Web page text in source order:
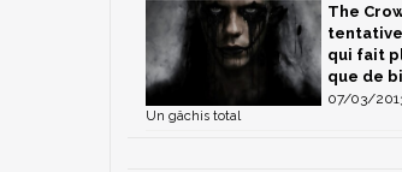
The
qui fait
que de
07/03/
Un gâchis total